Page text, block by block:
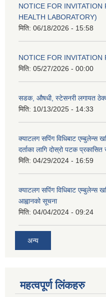
NOTICE FOR INVITATION
HEALTH LABORATORY)
मिति: 06/18/2026 - 15:58
NOTICE FOR INVITATION
मिति: 05/27/2026 - 00:00
सडक, औषधी, स्टेसनरी लगायत
मिति: 10/13/2025 - 14:33
क्याटलग सपिंग विधिबाट एम्बुलेन्स
दर्ताका लागि दोस्रो पटक
मिति: 04/29/2024 - 16:59
क्याटलग सपिंग विधिबाट एम्बुलेन्स
आह्वानको सूचना
मिति: 04/04/2024 - 09:24
अन्य
महत्वपूर्ण लिंकहरु